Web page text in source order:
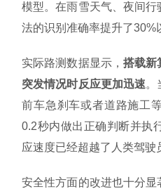
模型。在雨雪天气、夜间
法的识别准确率提升了30%
实际路测数据显示， 搭载新
突发情况时反应更加迅速。
前车急刹车或者道路施工
0.2秒内做出正确判断并执
应速度已经超越了人类驾驶
安全性方面的改进也十分显